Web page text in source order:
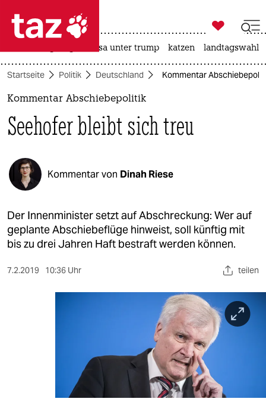
 taz zahl ich
taz zahl ich
politik
öko
gesellschaft
kultur
sport
berlin
veranstaltungen

taz zahl ich
usa unter trump katzen landtagswahl
Startseite Politik Deutschland Kommentar
Kommentar Abschiebepolitik
Seehofer bleibt sich treu
Kommentar von Dinah Riese
Der Innenminister setzt auf Abschreckung: Wer auf
geplante Abschiebeflüge hinweist, soll künftig mit
bis zu drei Jahren Haft bestraft werden können.
7.2.2019 10:36 Uhr teilen